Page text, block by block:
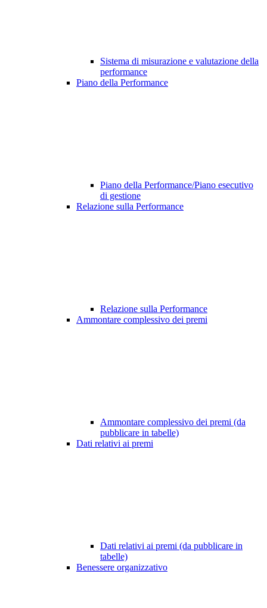
Sistema di misurazione e valutazione della
performance
Piano della Performance
Piano della Performance/Piano esecutivo
di gestione
Relazione sulla Performance
Relazione sulla Performance
Ammontare complessivo dei premi
Ammontare complessivo dei premi (da
pubblicare in tabelle)
Dati relativi ai premi
Dati relativi ai premi (da pubblicare in
tabelle)
Benessere organizzativo